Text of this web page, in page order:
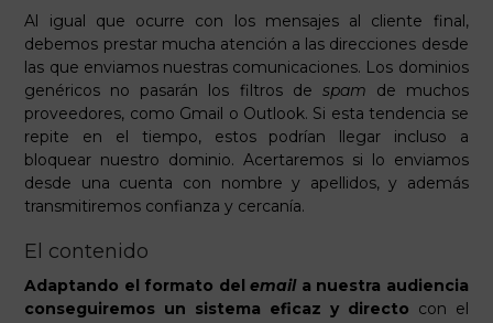
Al igual que ocurre con los mensajes al cliente final,
debemos prestar mucha atención a las direcciones desde
las que enviamos nuestras comunicaciones. Los dominios
genéricos no pasarán los filtros de spam de muchos
proveedores, como Gmail o Outlook. Si esta tendencia se
repite en el tiempo, estos podrían llegar incluso a
bloquear nuestro dominio. Acertaremos si lo enviamos
desde una cuenta con nombre y apellidos, y además
transmitiremos confianza y cercanía.
El contenido
Adaptando el formato delemail a nuestra audiencia
conseguiremos un sistema eficaz y directo con el